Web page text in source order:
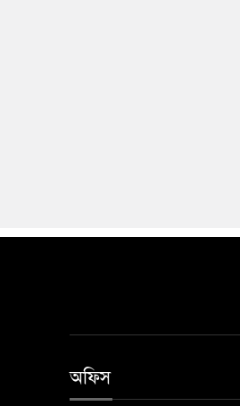
অফিস